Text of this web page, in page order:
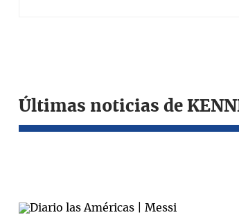
Últimas noticias de